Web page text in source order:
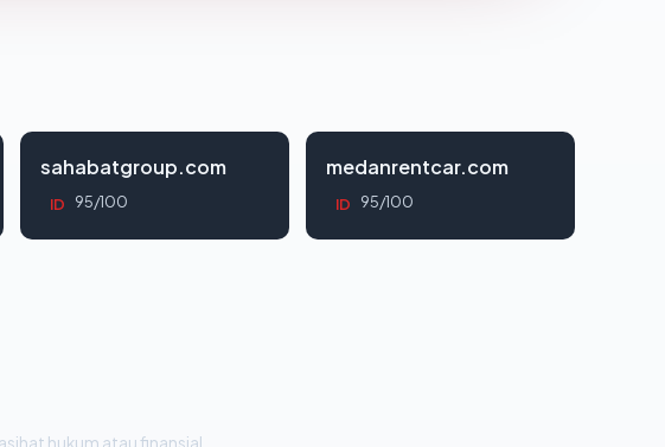
sahabatgroup.com
ID 95/100
medanrentcar.com
ID 95/100
hukum atau finansial.